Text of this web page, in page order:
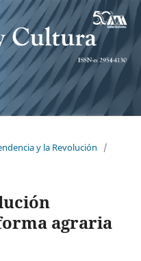
y la Revolución
/
agraria